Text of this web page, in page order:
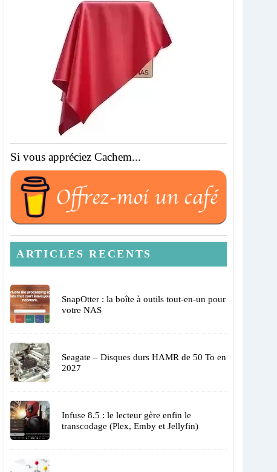
Si vous appréciez Cachem...
ARTICLES RECENTS
SnapOtter : la boîte à outils tout-en-un pour
votre NAS
Seagate – Disques durs HAMR de 50 To en
2027
Infuse 8.5 : le lecteur gère enfin le
transcodage (Plex, Emby et Jellyfin)